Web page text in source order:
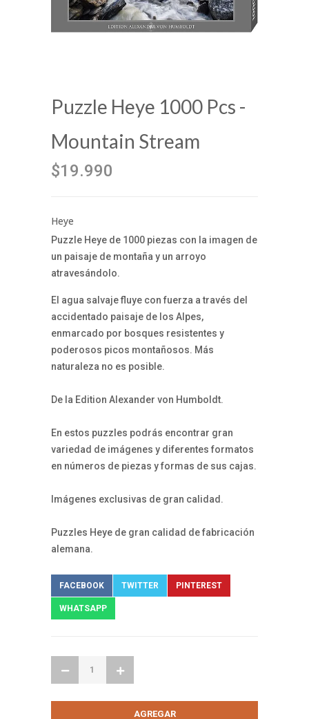
Puzzle Heye 1000 Pcs -
Mountain Stream
$19.990
Heye
Puzzle Heye de 1000 piezas con la imagen de
un paisaje de montaña y un arroyo
atravesándolo.
El agua salvaje fluye con fuerza a través del
accidentado paisaje de los Alpes,
enmarcado por bosques resistentes y
poderosos picos montañosos. Más
naturaleza no es posible.
De la Edition Alexander von Humboldt.
En estos puzzles podrás encontrar gran
variedad de imágenes y diferentes formatos
en números de piezas y formas de sus cajas.
Imágenes exclusivas de gran calidad.
Puzzles Heye de gran calidad de fabricación
alemana.
FACEBOOK TWITTER PINTEREST
WHATSAPP